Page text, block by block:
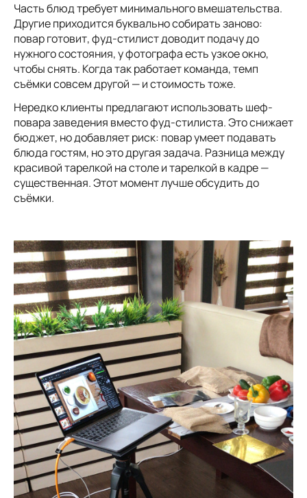
Часть блюд требует минимального вмешательства.
Другие приходится буквально собирать заново:
повар готовит, фуд-стилист доводит подачу до
нужного состояния, у фотографа есть узкое окно,
чтобы снять. Когда так работает команда, темп
съёмки совсем другой — и стоимость тоже.
Нередко клиенты предлагают использовать шеф-
повара заведения вместо фуд-стилиста. Это снижает
бюджет, но добавляет риск: повар умеет подавать
блюда гостям, но это другая задача. Разница между
красивой тарелкой на столе и тарелкой в кадре —
существенная. Этот момент лучше обсудить до
съёмки.